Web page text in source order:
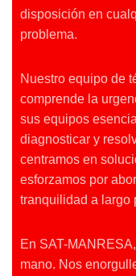
disposición en
problema.
Nuestro equipo de
comprende la
sus equipos
diagnosticar y
centramos en
esforzamos por
tranquilidad a largo
En SAT-
mano. Nos